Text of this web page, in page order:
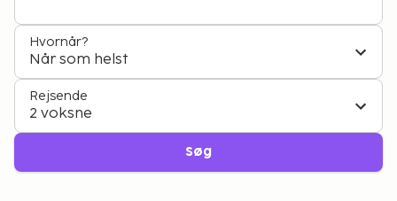
Hvornår?
Når som helst
Rejsende
2 voksne
Søg